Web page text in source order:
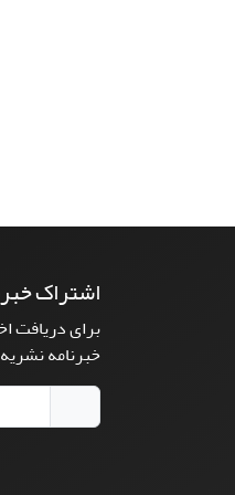
اشتراک
برای دریافت
خبرنامه